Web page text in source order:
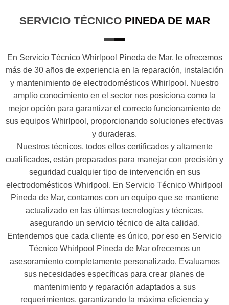
SERVICIO TÉCNICO PINEDA DE MAR
En Servicio Técnico Whirlpool Pineda de Mar, le ofrecemos
más de 30 años de experiencia en la reparación, instalación
y mantenimiento de electrodomésticos Whirlpool. Nuestro
amplio conocimiento en el sector nos posiciona como la
mejor opción para garantizar el correcto funcionamiento de
sus equipos Whirlpool, proporcionando soluciones efectivas
y duraderas.
Nuestros técnicos, todos ellos certificados y altamente
cualificados, están preparados para manejar con precisión y
seguridad cualquier tipo de intervención en sus
electrodomésticos Whirlpool. En Servicio Técnico Whirlpool
Pineda de Mar, contamos con un equipo que se mantiene
actualizado en las últimas tecnologías y técnicas,
asegurando un servicio técnico de alta calidad.
Entendemos que cada cliente es único, por eso en Servicio
Técnico Whirlpool Pineda de Mar ofrecemos un
asesoramiento completamente personalizado. Evaluamos
sus necesidades específicas para crear planes de
mantenimiento y reparación adaptados a sus
requerimientos, garantizando la máxima eficiencia y